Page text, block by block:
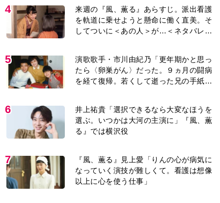
を経て復帰。若くして逝った兄の手紙を
今も支えに」【2026上半期BEST】
6
井上祐貴「選択できるなら大変なほうを
る』では横沢役
7
『風、薫る』見上愛「りんの心が病気に
以上に心を使う仕事」
8
井上祐貴『風、薫る』ではクセ強の記
と言われて」
9
『Tシャツが乾くまで』第5話あらすじ。